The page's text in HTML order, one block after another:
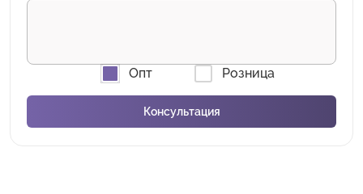
Опт Розница